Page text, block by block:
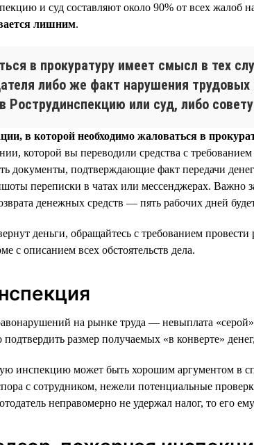
и суд составляют около 90% от всех жалоб
лишним.
в прокуратуру имеет смысл в тех
либо же факт нарушения
Рострудинспекцию или суд, либо
в которой необходимо жаловаться в
которой вы переводили средства с
документы, подтверждающие факт передачи
переписки в чатах или мессенджерах. Важно
денежных средств — пять рабочих дней
деньги, обращайтесь с требованием
с описанием всех обстоятельств дела.
на рынке труда — невыплата «серой»
размер получаемых «в конверте»
инспекцию может быть хорошим аргументом в
с сотрудником, нежели потенциальные
неправомерно не удержал налог, то его